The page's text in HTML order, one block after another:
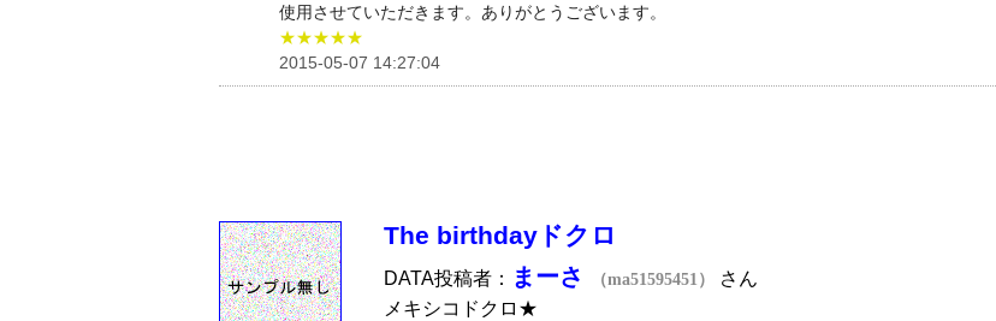
使用させていただきます。ありがとうございます。
★★★★★
2015-05-07 14:27:04
The birthdayドクロ
DATA投稿者： まーさ （ma51595451）
さん
メキシコドクロ★